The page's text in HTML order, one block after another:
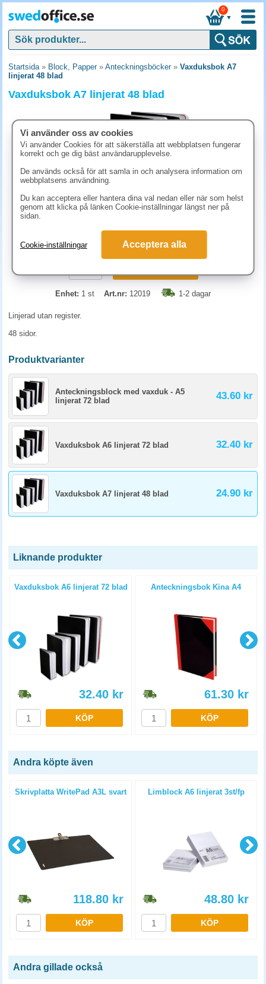
▼
0
Startsida» Block, Papper» Anteckningsböcker» Vaxduksbok A7
linjerat 48 blad
Vaxduksbok A7 linjerat 48 blad
24.90 kr (inkl. moms)
Enhet: 1 st Art.nr: 12019 1-2 dagar
Linjerad utan register.
48 sidor.
Produktvarianter
Anteckningsblock med vaxduk - A5
linjerat 72 blad
43.60 kr
Vaxduksbok A6 linjerat 72 blad 32.40 kr
Vaxduksbok A7 linjerat 48 blad 24.90 kr
Liknande produkter
Vaxduksbok A6 linjerat 72 blad
32.40 kr
KÖP
Anteckningsbok Kina A4
61.30 kr
KÖP
Andra köpte även
Skrivplatta WritePad A3L svart
118.80 kr
KÖP
Limblock A6 linjerat 3st/fp
48.80 kr
KÖP
Andra gillade också
Vi använder oss av cookies
Vi använder Cookies för att säkerställa att webbplatsen fungerar
korrekt och ge dig bäst användarupplevelse.
De används också för att samla in och analysera information om
webbplatsens användning.
Du kan acceptera eller hantera dina val nedan eller när som helst
genom att klicka på länken Cookie-inställningar längst ner på
sidan.
Cookie-inställningar Acceptera alla